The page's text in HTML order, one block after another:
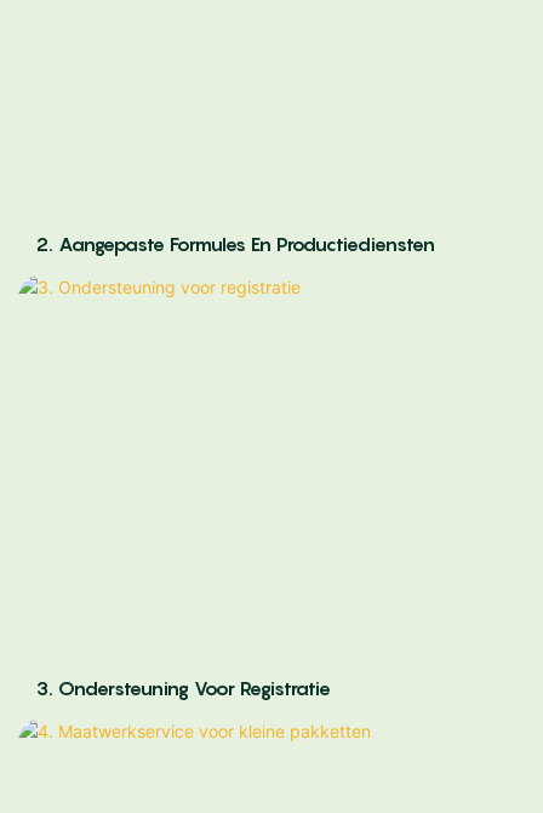
2. Aangepaste Formules En Productiediensten
3. Ondersteuning Voor Registratie